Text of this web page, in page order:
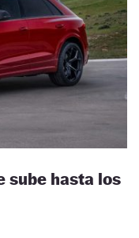
sube hasta los